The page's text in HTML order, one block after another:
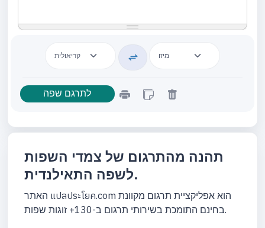
תהנה מהתרגום של צמדי השפות
לשפה התאילנדית.
האתר แปลประโยค.com הוא אפליקציית תרגום מקוונת
בחינם התומכת בשירותי תרגום ב-130+ זוגות שפות.